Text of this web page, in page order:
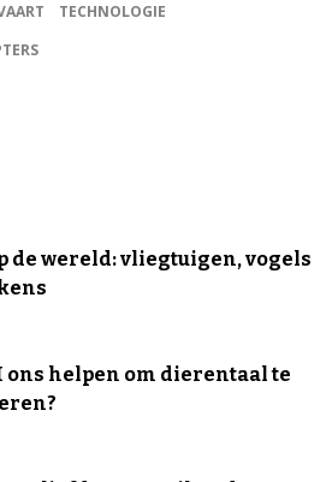
TECHNOLOGIE
de wereld: vliegtuigen, vogels
ons helpen om dierentaal te